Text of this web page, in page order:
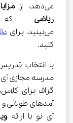
می‌دهد. از
ریاضی که
می‌بینید. برای
کنید.
با انتخاب
آی نو با ارائه